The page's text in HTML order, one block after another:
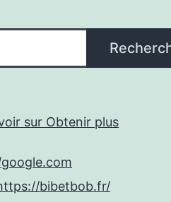
sur Obtenir plus
bibetbob.fr/